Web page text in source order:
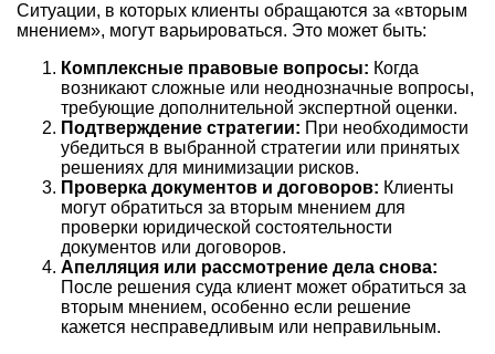
Ситуации, в которых клиенты обращаются за «вторым
мнением», могут варьироваться. Это может быть:
Комплексные правовые вопросы: Когда
возникают сложные или неоднозначные вопросы,
требующие дополнительной экспертной оценки.
Подтверждение стратегии: При необходимости
убедиться в выбранной стратегии или принятых
решениях для минимизации рисков.
Проверка документов и договоров: Клиенты
могут обратиться за вторым мнением для
проверки юридической состоятельности
документов или договоров.
Апелляция или рассмотрение дела снова:
После решения суда клиент может обратиться за
вторым мнением, особенно если решение
кажется несправедливым или неправильным.